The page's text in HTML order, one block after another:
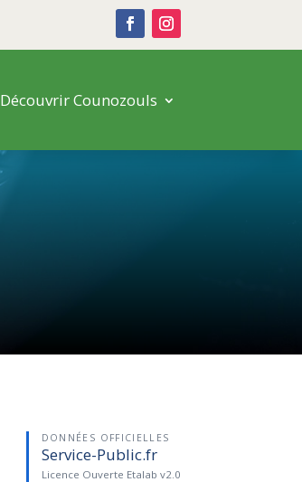
Découvrir Counozouls
DONNÉES OFFICIELLES
Service-Public.fr
Licence Ouverte Etalab v2.0